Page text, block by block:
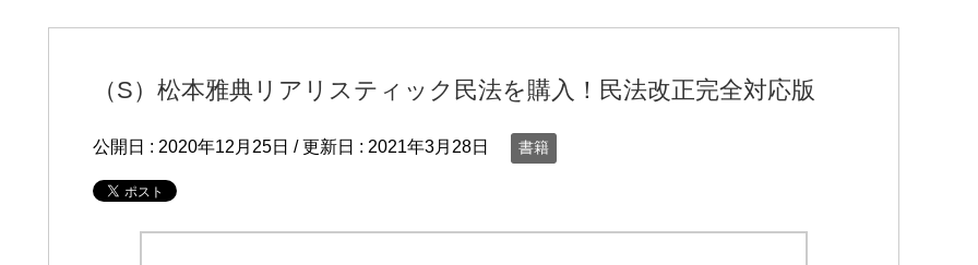
（S）松本雅典リアリスティック民法を購入！民法改正完全対応版
公開日 : 2020年12月25日 / 更新日 : 2021年3月28日 書籍